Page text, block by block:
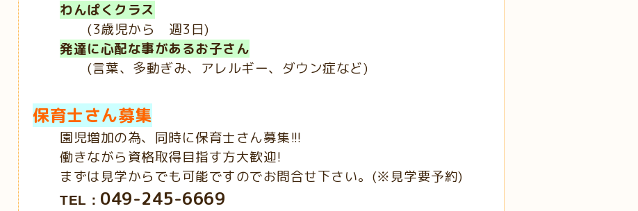
わんぱくクラス
(3歳児から 週3日)
発達に心配な事があるお子さん
(言葉、多動ぎみ、アレルギー、ダウン症など)
保育士さん募集
園児増加の為、同時に保育士さん募集!!!
働きながら資格取得目指す方大歓迎!
まずは見学からでも可能ですのでお問合せ下さい。(※見学要予約)
TEL： 049-245-6669